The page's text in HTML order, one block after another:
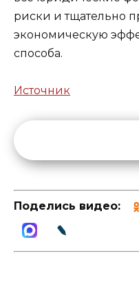
риски и тщательно
экономическую
способа.
Источник
Поделись видео: